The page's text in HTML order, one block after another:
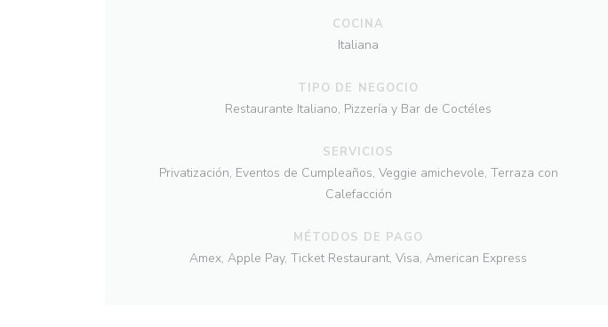
COCINA
Italiana
TIPO DE NEGOCIO
Restaurante Italiano, Pizzería y Bar de Coctéles
SERVICIOS
Privatización, Eventos de Cumpleaños, Veggie amichevole, Terraza con
Calefacción
MÉTODOS DE PAGO
Amex, Apple Pay, Ticket Restaurant, Visa, American Express